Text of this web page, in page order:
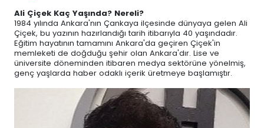
Ali Çiçek Kaç Yaşında? Nereli?
1984 yılında Ankara'nın Çankaya ilçesinde dünyaya gelen Ali
Çiçek, bu yazının hazırlandığı tarih itibarıyla 40 yaşındadır.
Eğitim hayatının tamamını Ankara'da geçiren Çiçek'in
memleketi de doğduğu şehir olan Ankara'dır. Lise ve
üniversite döneminden itibaren medya sektörüne yönelmiş,
genç yaşlarda haber odaklı içerik üretmeye başlamıştır.